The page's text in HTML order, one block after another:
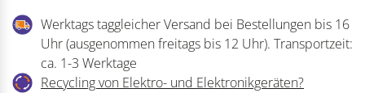
MengeWerktags taggleicher Versand bei Bestellungen bis 16
Uhr (ausgenommen freitags bis 12 Uhr). Transportzeit:
ca. 1-3 Werktage
Recycling von Elektro- und Elektronikgeräten?